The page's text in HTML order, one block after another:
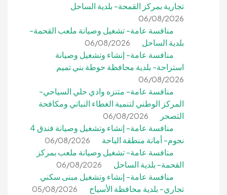
تجارية بمركز القمحة- بلدية الساحل
06/08/2026
منافسة عامة- تشغيل وصيانة ملعب القحمة-
بلدية الساحل
06/08/2026
منافسة عامة- إنشاء وتشغيل وصيانة
استراحة- بلدية محافظة حوطة بني تميم
06/08/2026
منافسة عامة- متنزه وادي حلي السياحي-
المركز الوطني لتنمية الغطاء النباتي ومكافحة
التصحر
06/08/2026
منافسة عامة- إنشاء وتشغيل وصيانة فندق 4
نجوم- أمانة منطقة الباحة
06/08/2026
منافسة عامة- تشغيل وصيانة ملعب بمركز
القحمة- بلدية الساحل
06/08/2026
منافسة عامة- إنشاء وتشغيل مبنى سكني
تجاري- بلدية محافظة الأسياح
05/08/2026